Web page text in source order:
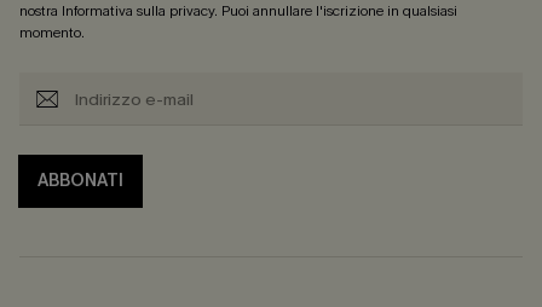
nostra Informativa sulla privacy. Puoi annullare l'iscrizione in qualsiasi
momento.
ABBONATI